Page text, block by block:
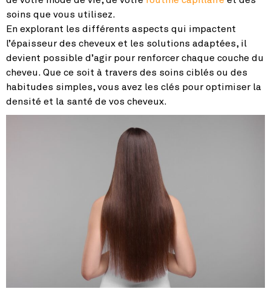
soins que vous utilisez.
En explorant les différents aspects qui impactent
l’épaisseur des cheveux et les solutions adaptées, il
devient possible d’agir pour renforcer chaque couche du
cheveu. Que ce soit à travers des soins ciblés ou des
habitudes simples, vous avez les clés pour optimiser la
densité et la santé de vos cheveux.